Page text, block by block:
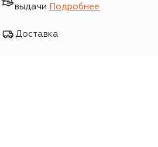
выдачи
Подробнее
Доставка